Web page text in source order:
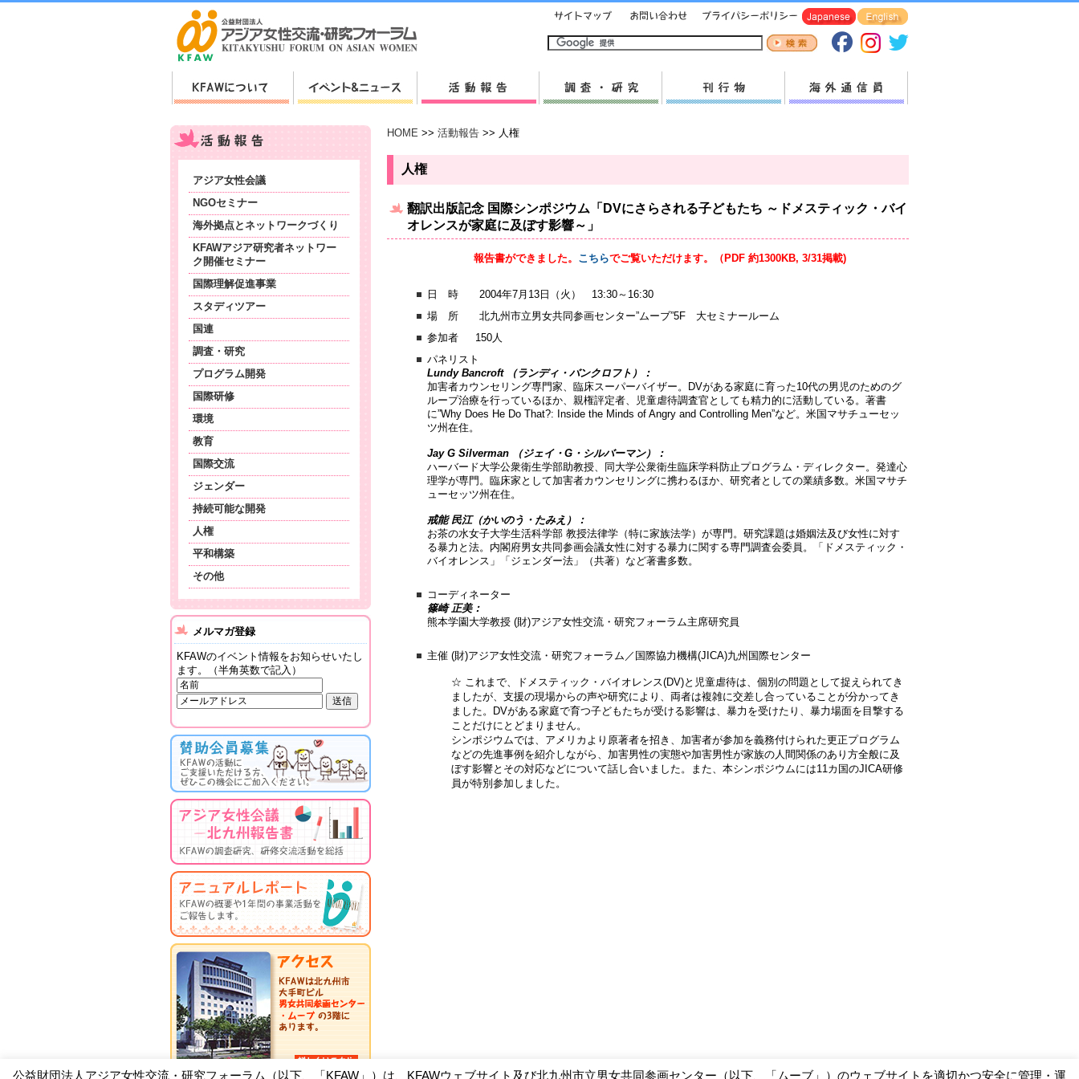
HOME >> 活動報告 >> 人権
人権
翻訳出版記念 国際シンポジウム「DVにさらされる子どもたち ～ドメスティック・バイ
オレンスが家庭に及ぼす影響～」
報告書ができました。 こちらでご覧いただけます。（PDF 約1300KB, 3/31掲載)
日 時 2004年7月13日（火） 13:30～16:30
場 所 北九州市立男女共同参画センター”ムーブ”5F 大セミナールーム
参加者 150人
パネリスト
Lundy Bancroft （ランディ・バンクロフト）：
加害者カウンセリング専門家、臨床スーパーバイザー。DVがある家庭に育った10代の男児のためのグ
ループ治療を行っているほか、親権評定者、児童虐待調査官としても精力的に活動している。著書
に”Why Does He Do That?: Inside the Minds of Angry and Controlling Men”など。米国マサチューセッ
ツ州在住。
Jay G Silverman （ジェイ・G・シルバーマン）：
ハーバード大学公衆衛生学部助教授、同大学公衆衛生臨床学科防止プログラム・ディレクター。発達心
理学が専門。臨床家として加害者カウンセリングに携わるほか、研究者としての業績多数。米国マサチ
ューセッツ州在住。
戒能 民江（かいのう・たみえ）：
お茶の水女子大学生活科学部 教授法律学（特に家族法学）が専門。研究課題は婚姻法及び女性に対す
る暴力と法。内閣府男女共同参画会議女性に対する暴力に関する専門調査会委員。「ドメスティック・
バイオレンス」「ジェンダー法」（共著）など著書多数。
コーディネーター
篠崎 正美：
熊本学園大学教授 (財)アジア女性交流・研究フォーラム主席研究員
主催 (財)アジア女性交流・研究フォーラム／国際協力機構(JICA)九州国際センター
☆ これまで、ドメスティック・バイオレンス(DV)と児童虐待は、個別の問題として捉えられてき
ましたが、支援の現場からの声や研究により、両者は複雑に交差し合っていることが分かってき
ました。DVがある家庭で育つ子どもたちが受ける影響は、暴力を受けたり、暴力場面を目撃する
ことだけにとどまりません。
シンポジウムでは、アメリカより原著者を招き、加害者が参加を義務付けられた更正プログラム
などの先進事例を紹介しながら、加害男性の実態や加害男性が家族の人間関係のあり方全般に及
ぼす影響とその対応などについて話し合いました。また、本シンポジウムには11カ国のJICA研修
員が特別参加しました。
アジア女性会議
NGOセミナー
海外拠点とネットワークづくり
KFAWアジア研究者ネットワー
ク開催セミナー
国際理解促進事業
スタディツアー
国連
調査・研究
プログラム開発
国際研修
環境
教育
国際交流
ジェンダー
持続可能な開発
人権
平和構築
その他
メルマガ登録
KFAWのイベント情報をお知らせいたし
ます。（半角英数で記入）
公益財団法人アジア女性交流・研究フォーラム（以下、「KFAW」）は、KFAWウェブサイト及び北九州市立男女共同参画センター（以下、「ムーブ」）のウェブサイトを適切かつ安全に管理・運